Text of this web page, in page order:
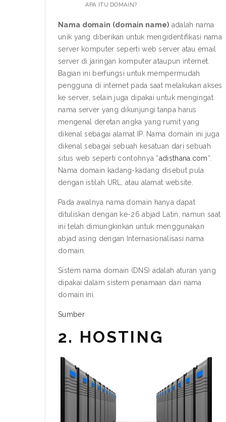
APA ITU DOMAIN?
Nama domain (domain name) adalah nama
unik yang diberikan untuk mengidentifikasi nama
server komputer seperti web server atau email
server di jaringan komputer ataupun internet.
Bagian ini berfungsi untuk mempermudah
pengguna di internet pada saat melakukan akses
ke server, selain juga dipakai untuk mengingat
nama server yang dikunjungi tanpa harus
mengenal deretan angka yang rumit yang
dikenal sebagai alamat IP. Nama domain ini juga
dikenal sebagai sebuah kesatuan dari sebuah
situs web seperti contohnya “adisthana.com“.
Nama domain kadang-kadang disebut pula
dengan istilah URL, atau alamat website.
Pada awalnya nama domain hanya dapat
dituliskan dengan ke-26 abjad Latin, namun saat
ini telah dimungkinkan untuk menggunakan
abjad asing dengan Internasionalisasi nama
domain.
Sistem nama domain (DNS) adalah aturan yang
dipakai dalam sistem penamaan dari nama
domain ini.
Sumber
2. HOSTING